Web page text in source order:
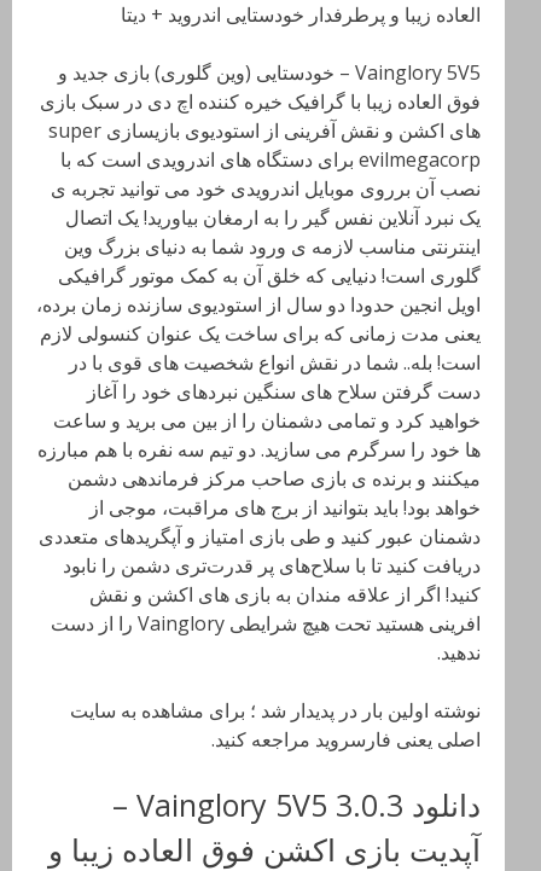
العاده زیبا و پرطرفدار خودستایی اندروید + دیتا
Vainglory 5V5 – خودستایی (وین گلوری) بازی جدید و
فوق العاده زیبا با گرافیک خیره کننده اچ دی در سبک بازی
های اکشن و نقش آفرینی از استودیوی بازیسازی super
evilmegacorp برای دستگاه های اندرویدی است که با
نصب آن برروی موبایل اندرویدی خود می توانید تجربه ی
یک نبرد آنلاین نفس گیر را به ارمغان بیاورید! یک اتصال
اینترنتی مناسب لازمه ی ورود شما به دنیای بزرگ وین
گلوری است! دنیایی که خلق آن به کمک موتور گرافیکی
اویل انجین حدودا دو سال از استودیوی سازنده زمان برده،
یعنی مدت زمانی که برای ساخت یک عنوان کنسولی لازم
است! بله.. شما در نقش انواع شخصیت های قوی با در
دست گرفتن سلاح های سنگین نبردهای خود را آغاز
خواهید کرد و تمامی دشمنان را از بین می برید و ساعت
ها خود را سرگرم می سازید. دو تیم سه نفره با هم مبارزه
میکنند و برنده ی بازی صاحب مرکز فرماندهی دشمن
خواهد بود! باید‌ بتوانید از برج های مراقبت، موجی از
دشمنان عبور کنید و طی بازی امتیاز و آپگرید‌های متعددی
دریافت کنید تا با سلاح‌های پر قدرت‌تری دشمن را نابود
کنید! اگر از علاقه مندان به بازی های اکشن و نقش
افرینی هستید تحت هیچ شرایطی Vainglory را از دست
ندهید.
نوشته اولین بار در پدیدار شد ؛ برای مشاهده به سایت
اصلی یعنی فارسروید مراجعه کنید.
دانلود Vainglory 5V5 3.0.3 –
آپدیت بازی اکشن فوق العاده زیبا و